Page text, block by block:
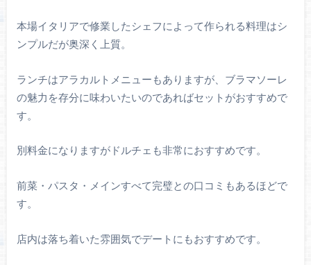
本場イタリアで修業したシェフによって作られる料理はシ
ンプルだが奥深く上質。
ランチはアラカルトメニューもありますが、ブラマソーレ
の魅力を存分に味わいたいのであればセットがおすすめで
す。
別料金になりますがドルチェも非常におすすめです。
前菜・パスタ・メインすべて完璧との口コミもあるほどで
す。
店内は落ち着いた雰囲気でデートにもおすすめです。